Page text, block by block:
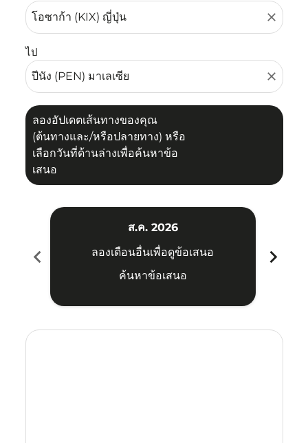
close
ไป
close
ลองอัปเดตเส้นทางของคุณ
(ต้นทางและ/หรือปลายทาง) หรือ
เลือกวันที่ด้านล่างเพื่อค้นหาข้อ
เสนอ
chevron_left
ส.ค. 2026
ลองเดือนอื่นเพื่อดูข้อเสนอ
ค้นหาข้อเสนอ
chevron_right